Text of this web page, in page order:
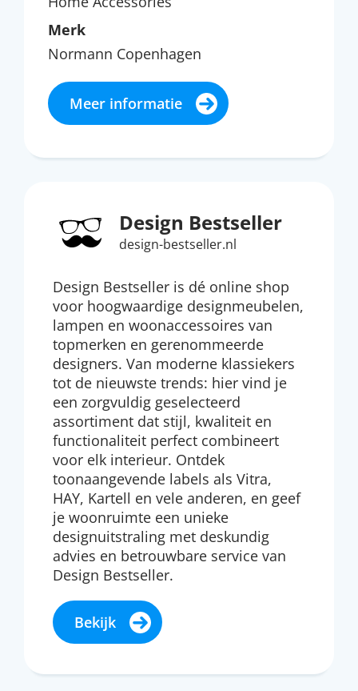
Merk
Normann Copenhagen
Meer informatie
Design Bestseller
design-bestseller.nl
Design Bestseller is dé online shop
voor hoogwaardige designmeubelen,
lampen en woonaccessoires van
topmerken en gerenommeerde
designers. Van moderne klassiekers
tot de nieuwste trends: hier vind je
een zorgvuldig geselecteerd
assortiment dat stijl, kwaliteit en
functionaliteit perfect combineert
voor elk interieur. Ontdek
toonaangevende labels als Vitra,
HAY, Kartell en vele anderen, en geef
je woonruimte een unieke
designuitstraling met deskundig
advies en betrouwbare service van
Design Bestseller.
Bekijk